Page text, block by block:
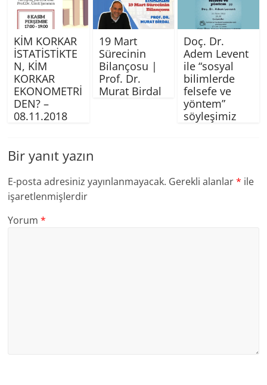
KİM KORKAR
İSTATİSTİKTE
N, KİM
KORKAR
EKONOMETRİ
DEN? –
08.11.2018
19 Mart
Sürecinin
Bilançosu |
Prof. Dr.
Murat Birdal
Doç. Dr.
Adem Levent
ile “sosyal
bilimlerde
felsefe ve
yöntem”
söyleşimiz
Bir yanıt yazın
E-posta adresiniz yayınlanmayacak. Gerekli alanlar* ile
işaretlenmişlerdir
Yorum*